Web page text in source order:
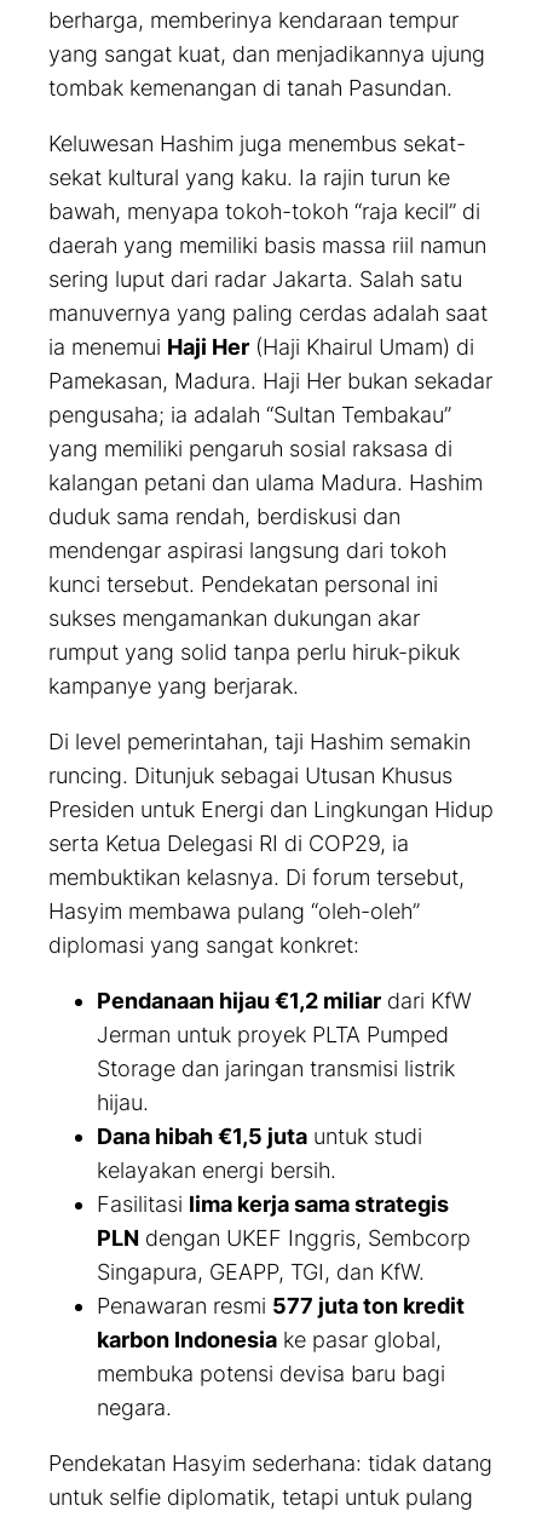
berharga, memberinya kendaraan tempur
yang sangat kuat, dan menjadikannya ujung
tombak kemenangan di tanah Pasundan.
Keluwesan Hashim juga menembus sekat-
sekat kultural yang kaku. Ia rajin turun ke
bawah, menyapa tokoh-tokoh “raja kecil” di
daerah yang memiliki basis massa riil namun
sering luput dari radar Jakarta. Salah satu
manuvernya yang paling cerdas adalah saat
ia menemui Haji Her (Haji Khairul Umam) di
Pamekasan, Madura. Haji Her bukan sekadar
pengusaha; ia adalah “Sultan Tembakau”
yang memiliki pengaruh sosial raksasa di
kalangan petani dan ulama Madura. Hashim
duduk sama rendah, berdiskusi dan
mendengar aspirasi langsung dari tokoh
kunci tersebut. Pendekatan personal ini
sukses mengamankan dukungan akar
rumput yang solid tanpa perlu hiruk-pikuk
kampanye yang berjarak.
Di level pemerintahan, taji Hashim semakin
runcing. Ditunjuk sebagai Utusan Khusus
Presiden untuk Energi dan Lingkungan Hidup
serta Ketua Delegasi RI di COP29, ia
membuktikan kelasnya. Di forum tersebut,
Hasyim membawa pulang “oleh-oleh”
diplomasi yang sangat konkret:
Pendanaan hijau €1,2 miliar dari KfW
Jerman untuk proyek PLTA Pumped
Storage dan jaringan transmisi listrik
hijau.
Dana hibah €1,5 juta untuk studi
kelayakan energi bersih.
Fasilitasi lima kerja sama strategis
PLN dengan UKEF Inggris, Sembcorp
Singapura, GEAPP, TGI, dan KfW.
Penawaran resmi 577 juta ton kredit
karbon Indonesia ke pasar global,
membuka potensi devisa baru bagi
negara.
Pendekatan Hasyim sederhana: tidak datang
untuk selfie diplomatik, tetapi untuk pulang